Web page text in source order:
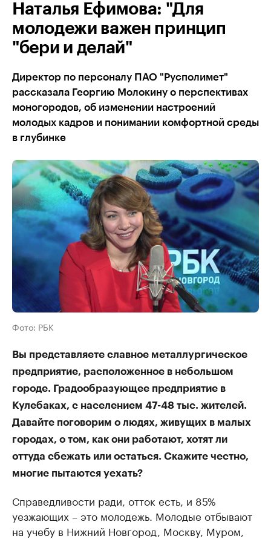
Наталья Ефимова: "Для
молодежи важен принцип
"бери и делай"
Директор по персоналу ПАО "Русполимет"
рассказала Георгию Молокину о перспективах
моногородов, об изменении настроений
молодых кадров и понимании комфортной среды
в глубинке
Фото: РБК
Вы представляете славное металлургическое
предприятие, расположенное в небольшом
городе. Градообразующее предприятие в
Кулебаках, с населением 47-48 тыс. жителей.
Давайте поговорим о людях, живущих в малых
городах, о том, как они работают, хотят ли
оттуда сбежать или остаться. Скажите честно,
многие пытаются уехать?
Справедливости ради, отток есть, и 85%
уезжающих – это молодежь. Молодые отбывают
на учебу в Нижний Новгород, Москву, Муром,